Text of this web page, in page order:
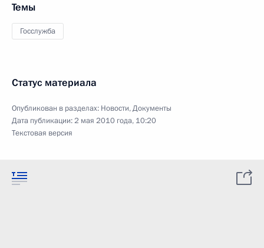
Темы
Госслужба
Статус материала
Опубликован в разделах: Новости,Документы
Дата публикации:2 мая 2010 года, 10:20
Текстовая версия